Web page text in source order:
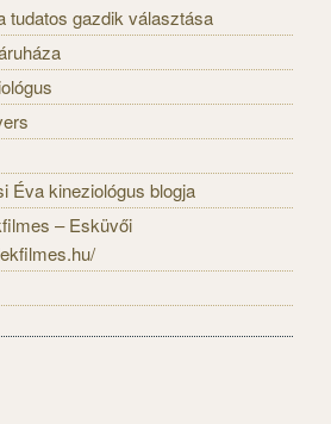
tudatos gazdik választása
Éva kineziológus blogja
– Esküvői